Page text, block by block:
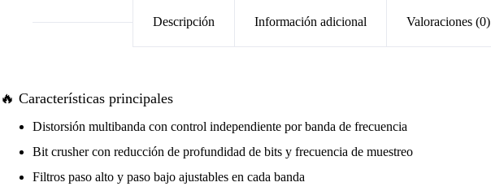
Descripción Información adicional Valoraciones (0)
🔥 Características principales
Distorsión multibanda con control independiente por banda de frecuencia
Bit crusher con reducción de profundidad de bits y frecuencia de muestreo
Filtros paso alto y paso bajo ajustables en cada banda